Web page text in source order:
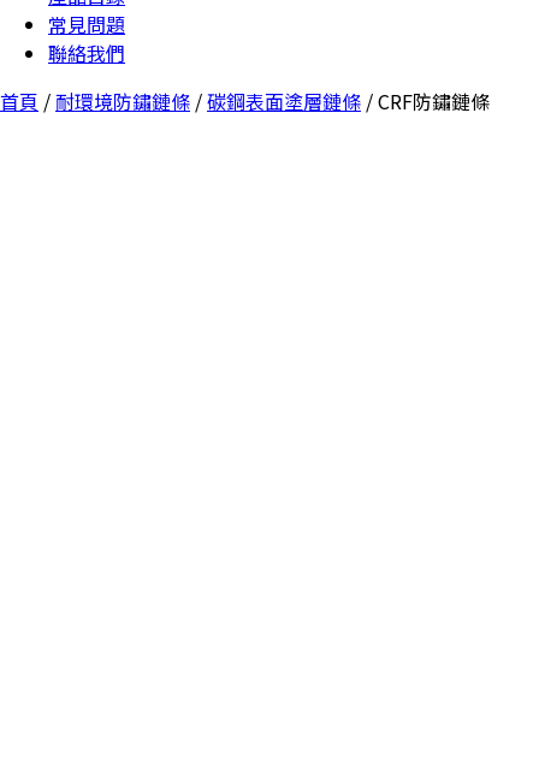
常見問題
聯絡我們
首頁 /耐環境防鏽鏈條 /碳鋼表面塗層鏈條 / CRF防鏽鏈條